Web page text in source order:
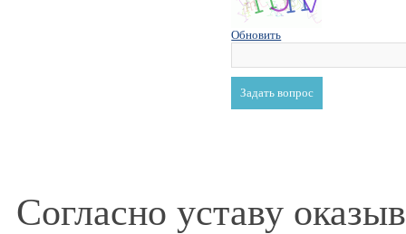
Обновить
Согласно уставу